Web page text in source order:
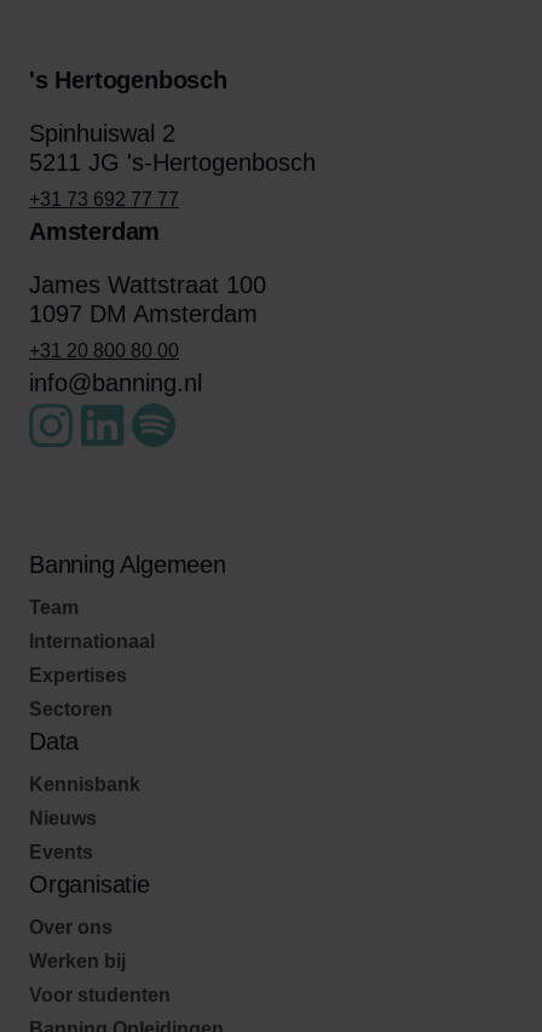
's Hertogenbosch
Spinhuiswal 2
5211 JG 's-Hertogenbosch
+31 73 692 77 77
Amsterdam
James Wattstraat 100
1097 DM Amsterdam
+31 20 800 80 00
info@banning.nl
Banning Algemeen
Team
Internationaal
Expertises
Sectoren
Data
Kennisbank
Nieuws
Events
Organisatie
Over ons
Werken bij
Voor studenten